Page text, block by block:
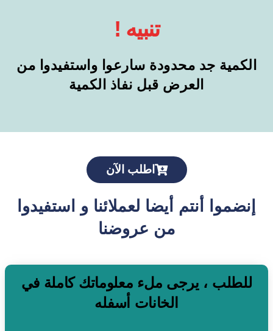
! تنبيه
الكمية جد محدودة سارعوا واستفيدوا من
العرض قبل نفاذ الكمية
اطلب الآن
إنضموا أنتم أيضا لعملائنا و استفيدوا
من عروضنا
للطلب ، يرجى ملء معلوماتك كاملة في
الخانات أسفله